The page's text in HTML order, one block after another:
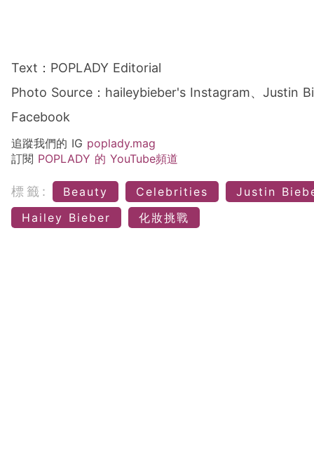
Text：POPLADY Editorial
Photo Source：haileybieber's Instagram、Justin
Facebook
追蹤我們的 IG poplady.mag
訂閱 POPLADY 的 YouTube頻道
標籤: Beauty Celebrities
Justin
Hailey Bieber
化妝挑戰